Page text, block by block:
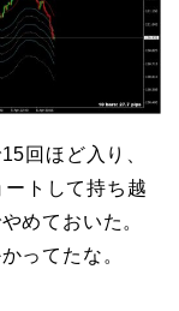
回ほど入り、
トして持ち越
めておいた。
ってたな。